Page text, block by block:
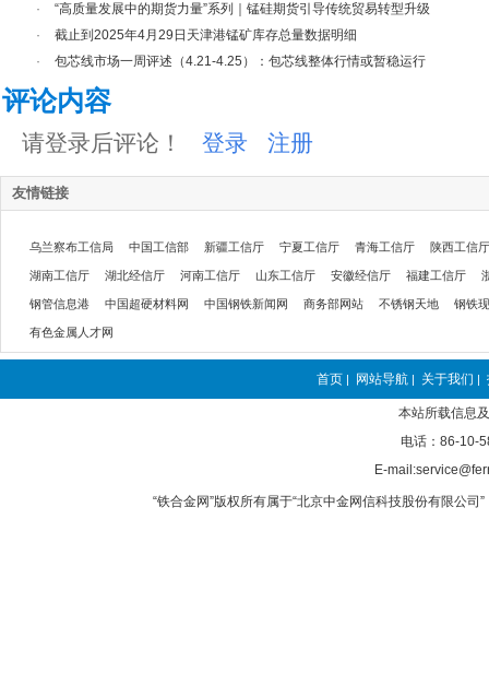
·
“高质量发展中的期货力量”系列｜锰硅期货引导传统贸易转型升级
·
截止到2025年4月29日天津港锰矿库存总量数据明细
·
包芯线市场一周评述（4.21-4.25）：包芯线整体行情或暂稳运行
评论内容
请登录后评论！ 登录 注册
友情链接
乌兰察布工信局 中国工信部 新疆工信厅 宁夏工信厅 青海工信厅 陕西工信厅
湖南工信厅 湖北经信厅 河南工信厅 山东工信厅 安徽经信厅 福建工信厅
钢管信息港 中国超硬材料网 中国钢铁新闻网 商务部网站 不锈钢天地 钢铁
有色金属人才网
首页 | 网站导航 | 关于我们 |
本站所载信息
电话：86-10-
E-
“铁合金网”版权所有属于“北京中金网信科技股份有限公司